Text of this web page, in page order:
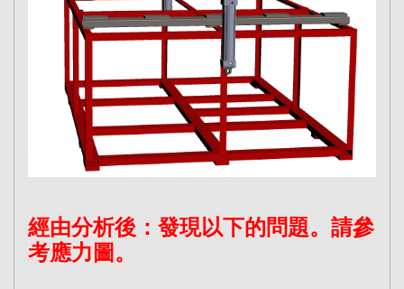
經由分析後：發現以下的問題。請參
考應力圖。